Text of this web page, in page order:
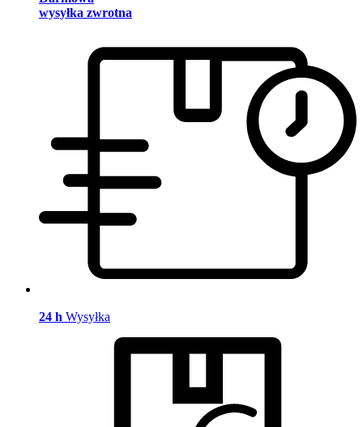
wysyłka zwrotna
24 h Wysyłka